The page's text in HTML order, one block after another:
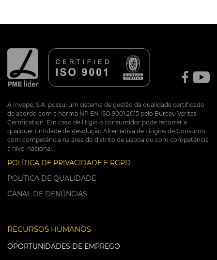
A Invepe, S.A. possui um sistema de gestão da qualidade certificado
de acordo com a norma NP EN ISO 9001:2015 pelo Bureau Veritas
Certification. Em caso de litígio o consumidor pode recorrer a
qualquer Entidade de Resolução Alternativa de Litígios de Consumo
com competência na área do distrito de Lisboa ou com competência
a nível nacional.
POLÍTICA DE PRIVACIDADE E RGPD
POLÍTICA DE QUALIDADE
CANAL DE DENÚNCIAS
RECURSOS HUMANOS
OPORTUNIDADES DE EMPREGO